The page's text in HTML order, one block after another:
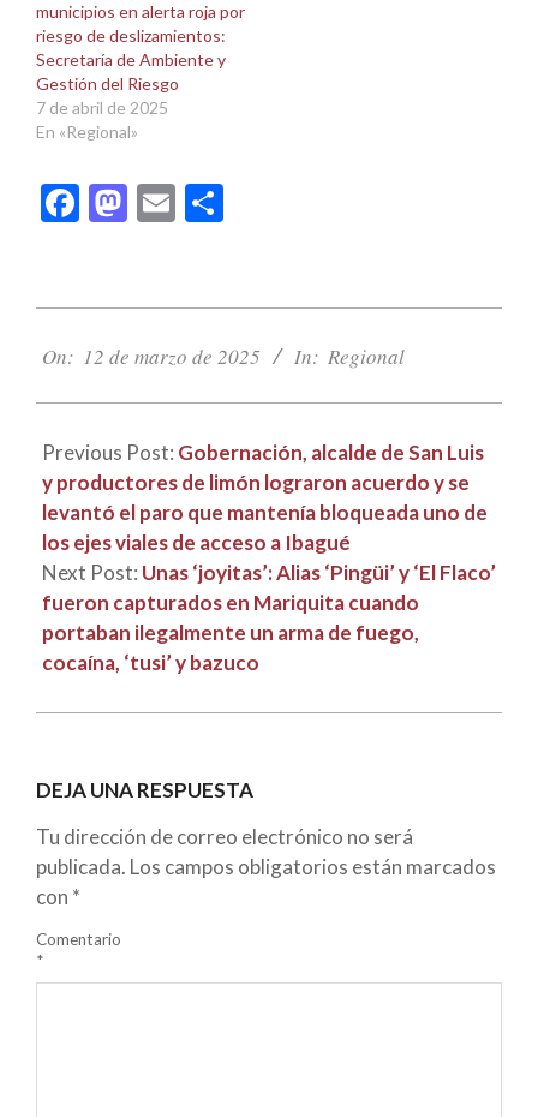
municipios en alerta roja por
riesgo de deslizamientos:
Secretaría de Ambiente y
Gestión del Riesgo
7 de abril de 2025
En «Regional»
Facebook
Mastodon
Email
03-
On: 12 de marzo de 2025 In: Regional
Previous Post: Gobernación, alcalde de San Luis
y productores de limón lograron acuerdo y se
levantó el paro que mantenía bloqueada uno de
los ejes viales de acceso a Ibagué
Next Post: Unas ‘joyitas’: Alias ‘Pingüi’ y ‘El Flaco’
fueron capturados en Mariquita cuando
portaban ilegalmente un arma de fuego,
cocaína, ‘tusi’ y bazuco
DEJA UNA RESPUESTA
Tu dirección de correo electrónico no será
publicada. Los campos obligatorios están marcados
con *
Comentario
*